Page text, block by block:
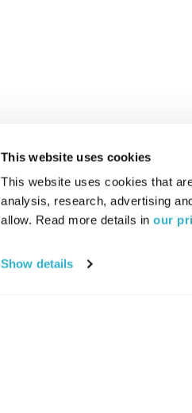
This website uses cookies
This website uses cookies that
analysis, research, advertising
allow. Read more details in our
Show details